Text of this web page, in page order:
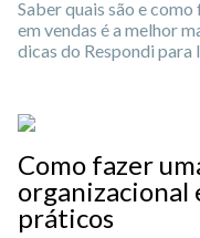
Saber quais são e
em vendas é a melhor
dicas do Respondi para
Como fazer
organizacional
práticos